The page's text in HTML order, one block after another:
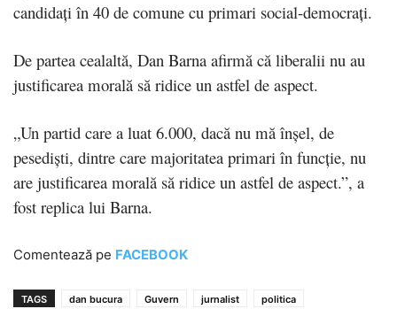
candidaţi în 40 de comune cu primari social-democraţi.
De partea cealaltă, Dan Barna afirmă că liberalii nu au
justificarea morală să ridice un astfel de aspect.
„Un partid care a luat 6.000, dacă nu mă înşel, de
pesedişti, dintre care majoritatea primari în funcţie, nu
are justificarea morală să ridice un astfel de aspect.”, a
fost replica lui Barna.
Comentează pe FACEBOOK
TAGS dan bucura Guvern jurnalist
politica